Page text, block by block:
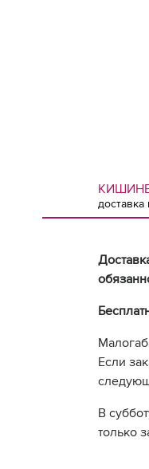
доставка
Если
В
только